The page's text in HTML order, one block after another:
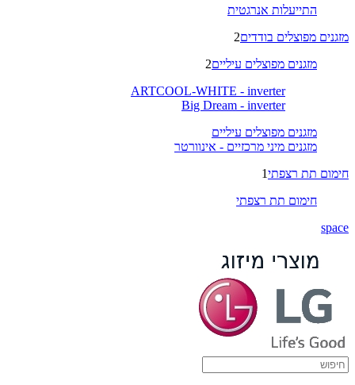
התייעלות אנרגטית
מזגנים מפוצלים בודדים2
מזגנים מפוצלים עיליים2
ARTCOOL-WHITE - inverter
Big Dream - inverter
מזגנים מפוצלים עיליים
מזגנים מיני מרכזיים - אינוורטר
חימום תת רצפתי1
חימום תת רצפתי
space